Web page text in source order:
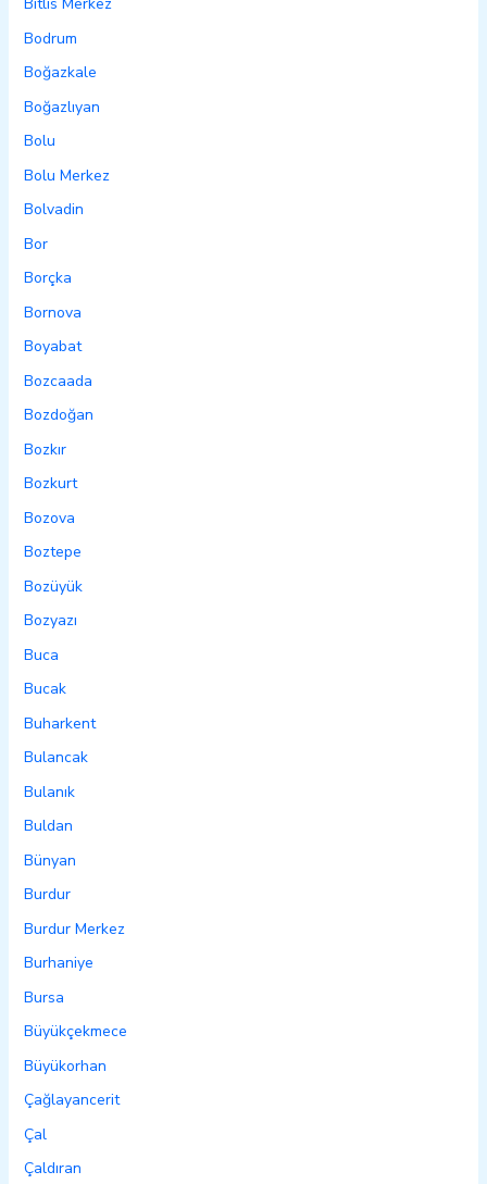
Bodrum
Boğazkale
Boğazlıyan
Bolu
Bolu Merkez
Bolvadin
Bor
Borçka
Bornova
Boyabat
Bozcaada
Bozdoğan
Bozkır
Bozkurt
Bozova
Boztepe
Bozüyük
Bozyazı
Buca
Bucak
Buharkent
Bulancak
Bulanık
Buldan
Bünyan
Burdur
Burdur Merkez
Burhaniye
Bursa
Büyükçekmece
Büyükorhan
Çağlayancerit
Çal
Çaldıran